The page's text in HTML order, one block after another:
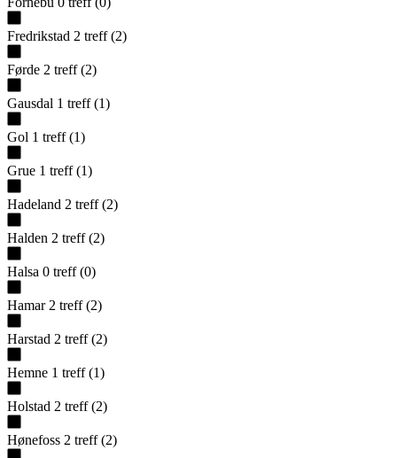
Fredrikstad 2 treff (2)
Førde 2 treff (2)
Gausdal 1 treff (1)
Gol 1 treff (1)
Grue 1 treff (1)
Hadeland 2 treff (2)
Halden 2 treff (2)
Halsa 0 treff (0)
Hamar 2 treff (2)
Harstad 2 treff (2)
Hemne 1 treff (1)
Holstad 2 treff (2)
Hønefoss 2 treff (2)